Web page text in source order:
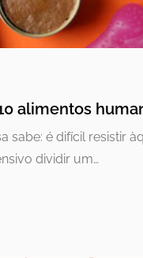
alimentos
sabe: é difícil resistir
dividir um…